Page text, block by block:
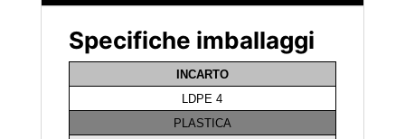
Specifiche imballaggi
INCARTO
LDPE 4
PLASTICA